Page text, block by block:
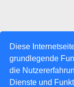
Diese
grundlegende
die
Dienste und